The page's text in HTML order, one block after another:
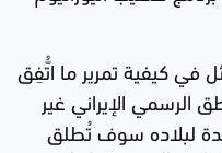
في كيفية تمرير ما اتُّفِق
الرسمي الإيراني غير
لبلاده سوف تُطلق